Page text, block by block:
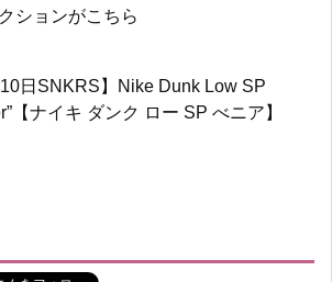
ションがこちら
10日SNKRS】Nike Dunk Low SP
【ナイキ ダンク ロー SP べニア】